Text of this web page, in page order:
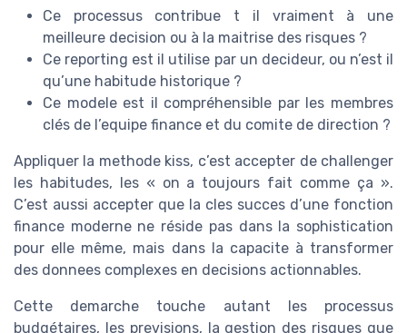
Ce processus contribue t il vraiment à une
meilleure decision ou à la maitrise des risques ?
Ce reporting est il utilise par un decideur, ou n’est il
qu’une habitude historique ?
Ce modele est il compréhensible par les membres
clés de l’equipe finance et du comite de direction ?
Appliquer la methode kiss, c’est accepter de challenger
les habitudes, les « on a toujours fait comme ça ».
C’est aussi accepter que la cles succes d’une fonction
finance moderne ne réside pas dans la sophistication
pour elle même, mais dans la capacite à transformer
des donnees complexes en decisions actionnables.
Cette demarche touche autant les processus
budgétaires, les previsions, la gestion des risques que